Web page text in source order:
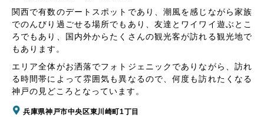
関西で有数のデートスポットであり、潮風を感じながら家族
でのんびり過ごせる場所でもあり、友達とワイワイ遊ぶとこ
ろでもあり、国内外からたくさんの観光客が訪れる観光地で
もあります。
エリア全体がお洒落でフォトジェニックでありながら、訪れ
る時間帯によって雰囲気も異なるので、何度も訪れたくなる
神戸の見どころとなっています。
兵庫県神戸市中央区東川崎町1丁目